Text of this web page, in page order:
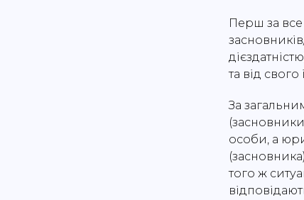
Перш за все
та від свого
За
особи, а
того ж